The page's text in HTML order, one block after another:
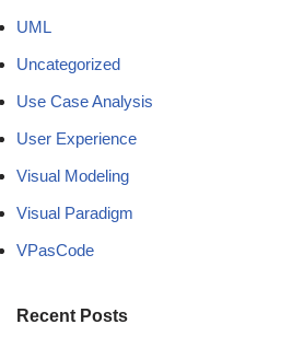
UML
Uncategorized
Use Case Analysis
User Experience
Visual Modeling
Visual Paradigm
VPasCode
Recent Posts